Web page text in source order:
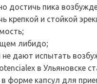
достичь пика
крепкой и стойкой
либидо;
дают испытать
в Ульяновске
форме капсул для